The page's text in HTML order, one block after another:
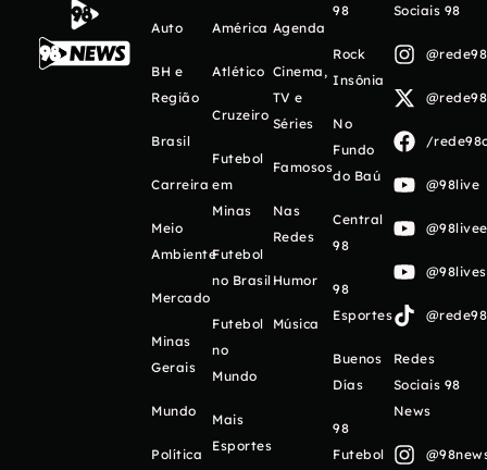
Auto
BH e
Região
Brasil
Carreira
Meio
Ambiente
Mercado
Minas
Gerais
Mundo
Política
América
Atlético
Cruzeiro
Futebol
em
Minas
Futebol
no Brasil
Futebol
no
Mundo
Mais
Esportes
Agenda
Cinema,
TV e
Séries
Famosos
Nas
Redes
Humor
Música
98
Rock
Insônia
No
Fundo
do Baú
Central
98
98
Esportes
Buenos
Días
98
Futebol
Sociais 98
/
@98live
Redes
Sociais 98
News